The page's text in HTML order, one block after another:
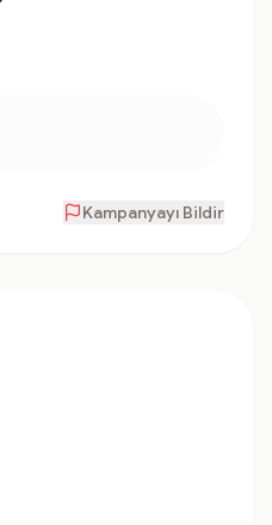
Kampanyayı Bildir